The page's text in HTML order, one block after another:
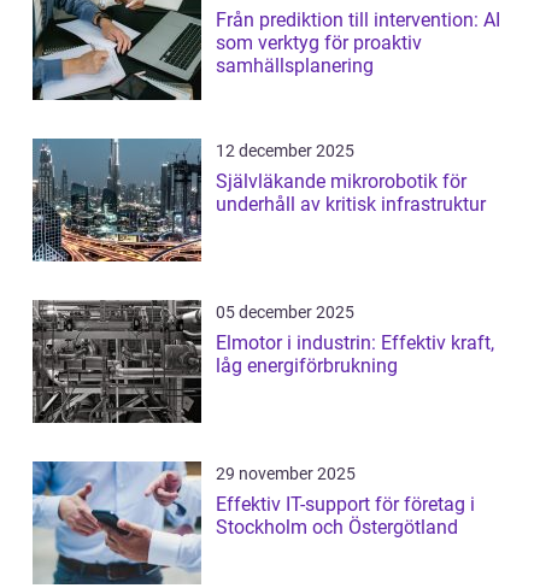
Från prediktion till intervention: AI
som verktyg för proaktiv
samhällsplanering
12 december 2025
Självläkande mikrorobotik för
underhåll av kritisk infrastruktur
05 december 2025
Elmotor i industrin: Effektiv kraft,
låg energiförbrukning
29 november 2025
Effektiv IT-support för företag i
Stockholm och Östergötland